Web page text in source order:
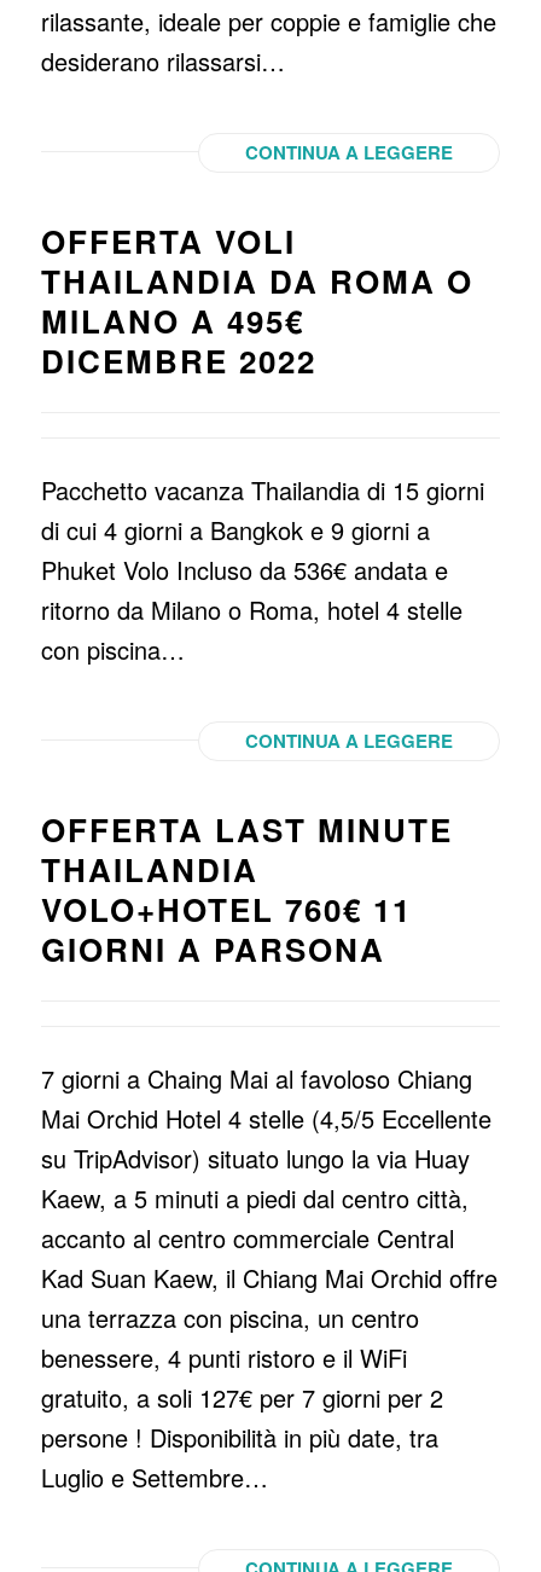
rilassante, ideale per coppie e famiglie che
desiderano rilassarsi…
CONTINUA A LEGGERE
OFFERTA VOLI
THAILANDIA DA ROMA O
MILANO A 495€
DICEMBRE 2022
Pacchetto vacanza Thailandia di 15 giorni
di cui 4 giorni a Bangkok e 9 giorni a
Phuket Volo Incluso da 536€ andata e
ritorno da Milano o Roma, hotel 4 stelle
con piscina…
CONTINUA A LEGGERE
OFFERTA LAST MINUTE
THAILANDIA
VOLO+HOTEL 760€ 11
GIORNI A PARSONA
7 giorni a Chaing Mai al favoloso Chiang
Mai Orchid Hotel 4 stelle (4,5/5 Eccellente
su TripAdvisor) situato lungo la via Huay
Kaew, a 5 minuti a piedi dal centro città,
accanto al centro commerciale Central
Kad Suan Kaew, il Chiang Mai Orchid offre
una terrazza con piscina, un centro
benessere, 4 punti ristoro e il WiFi
gratuito, a soli 127€ per 7 giorni per 2
persone ! Disponibilità in più date, tra
Luglio e Settembre…